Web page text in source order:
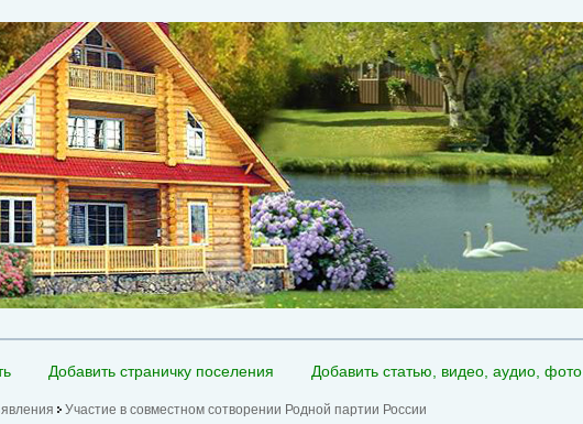
Добавить страничку поселения Добавить статью, видео, аудио, фото
Участие в совместном сотворении Родной партии России